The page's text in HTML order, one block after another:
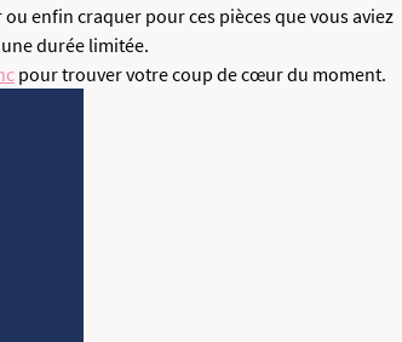
enfin craquer pour ces pièces que vous aviez
durée limitée.
pour trouver votre coup de cœur du moment.